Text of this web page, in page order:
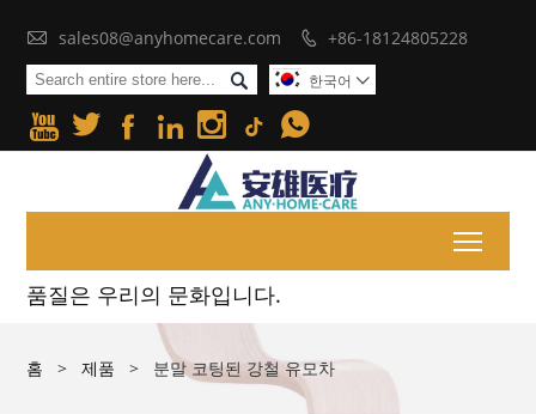
 sales08@anyhomecare.com  +86-18124805228
 한국어 
     
품질은 우리의 문화입니다.
홈 > 제품 > 분말 코팅된 강철 유모차